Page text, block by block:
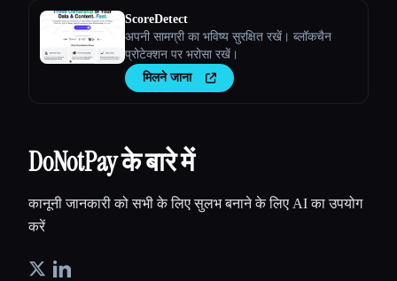
ScoreDetect
अपनी सामग्री का भविष्य सुरक्षित रखें। ब्लॉकचैन
प्रोटेक्शन पर भरोसा रखें।
मिलने जाना
DoNotPay के बारे में
कानूनी जानकारी को सभी के लिए सुलभ बनाने के लिए AI का उपयोग
करें